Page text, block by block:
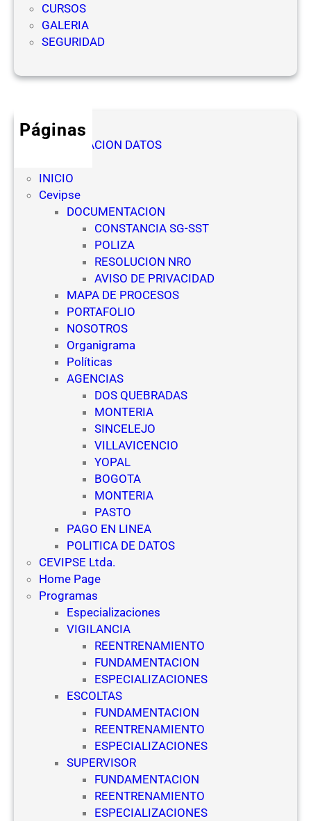
CURSOS
GALERIA
SEGURIDAD
Páginas
AUTORIZACION DATOS
INICIO
Cevipse
DOCUMENTACION
CONSTANCIA SG-SST
POLIZA
RESOLUCION NRO
AVISO DE PRIVACIDAD
MAPA DE PROCESOS
PORTAFOLIO
NOSOTROS
Organigrama
Políticas
AGENCIAS
DOS QUEBRADAS
MONTERIA
SINCELEJO
VILLAVICENCIO
YOPAL
BOGOTA
MONTERIA
PASTO
PAGO EN LINEA
POLITICA DE DATOS
CEVIPSE Ltda.
Home Page
Programas
Especializaciones
VIGILANCIA
REENTRENAMIENTO
FUNDAMENTACION
ESPECIALIZACIONES
ESCOLTAS
FUNDAMENTACION
REENTRENAMIENTO
ESPECIALIZACIONES
SUPERVISOR
FUNDAMENTACION
REENTRENAMIENTO
ESPECIALIZACIONES